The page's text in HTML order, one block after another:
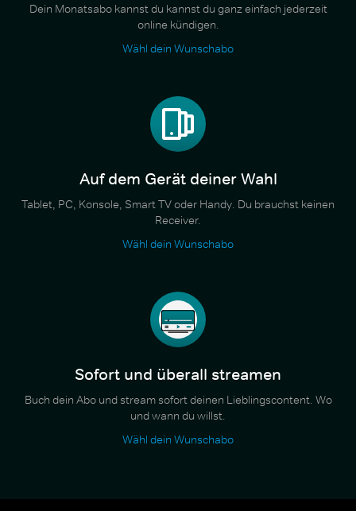
Dein Monatsabo kannst du kannst du ganz einfach jederzeit
online kündigen.
Wähl dein Wunschabo
Auf dem Gerät deiner Wahl
Tablet, PC, Konsole, Smart TV oder Handy. Du brauchst keinen
Receiver.
Wähl dein Wunschabo
Sofort und überall streamen
Buch dein Abo und stream sofort deinen Lieblingscontent. Wo
und wann du willst.
Wähl dein Wunschabo